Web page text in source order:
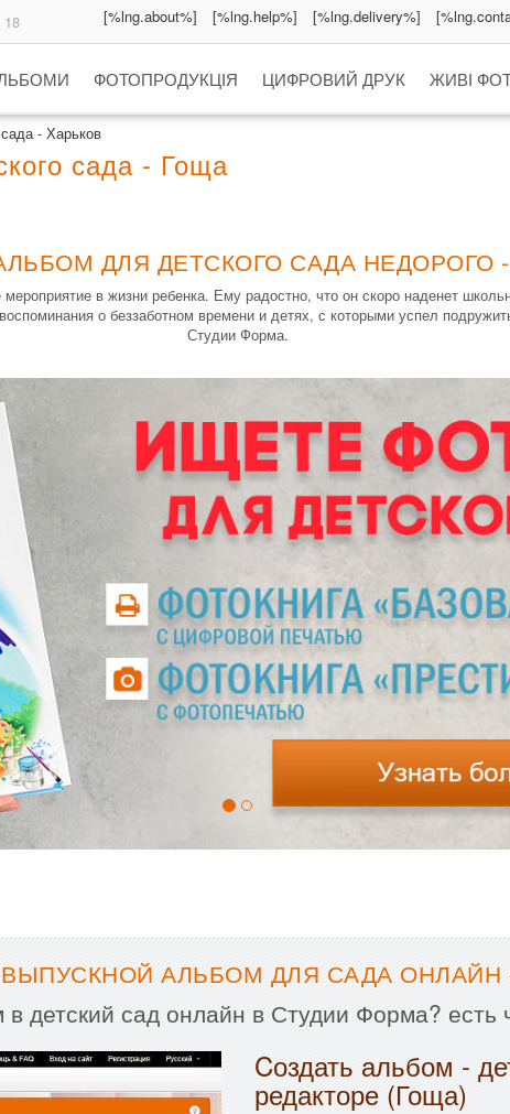
18 [%lng.about%] [%lng.help%] [%lng.delivery%]
ФОТОПРОДУКЦІЯ ЦИФРОВИЙ ДРУК ЖИВІ
- Харьков
сада - Гоща
ДЛЯ ДЕТСКОГО САДА НЕДОРОГО
в жизни ребенка. Ему радостно, что он скоро наденет
о беззаботном времени и детях, с которыми успел
Студии Форма.
АЛЬБОМ ДЛЯ САДА ОНЛАЙН
в детский сад онлайн в Студии Форма? есть
Cоздать альбом -
редакторе (Гоща)